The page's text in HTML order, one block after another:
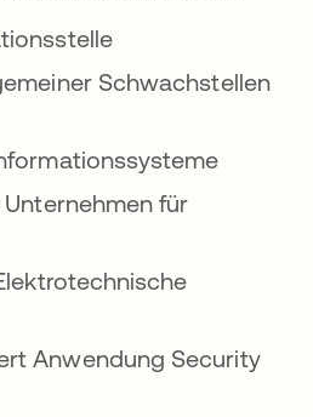
Schwachstellen
für
Anwendung Security